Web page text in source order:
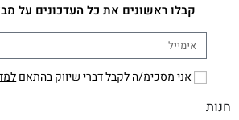
קבלו ראשונים את כל העדכונים על
אני מסכימ/ה לקבל דברי שיווק בהתאם
חנות